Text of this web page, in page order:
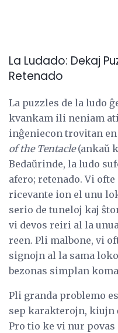
La Ludado: Dekaj
Retenado
La puzzles de la ludo
kvankam ili neniam
inĝeniecon trovitan
of the Tentacle(ankaŭ
Bedaŭrinde, la ludo
afero; retenado. Vi
ricevante ion el unu
serio de tuneloj kaj
vi devos reiri al la
reen. Pli malbone, vi
signojn al la sama
bezonas simplan
Pli granda problemo
sep karakterojn, kiujn
Pro tio ke vi nur